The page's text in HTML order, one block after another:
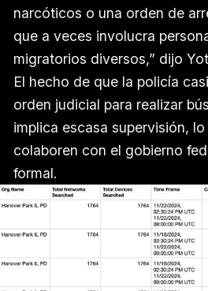
narcóticos o una orden de
que a veces involucra
migratorios diversos,” dijo
El hecho de que la policía
orden judicial para realizar
implica escasa supervisión,
colaboren con el gobierno
formal.